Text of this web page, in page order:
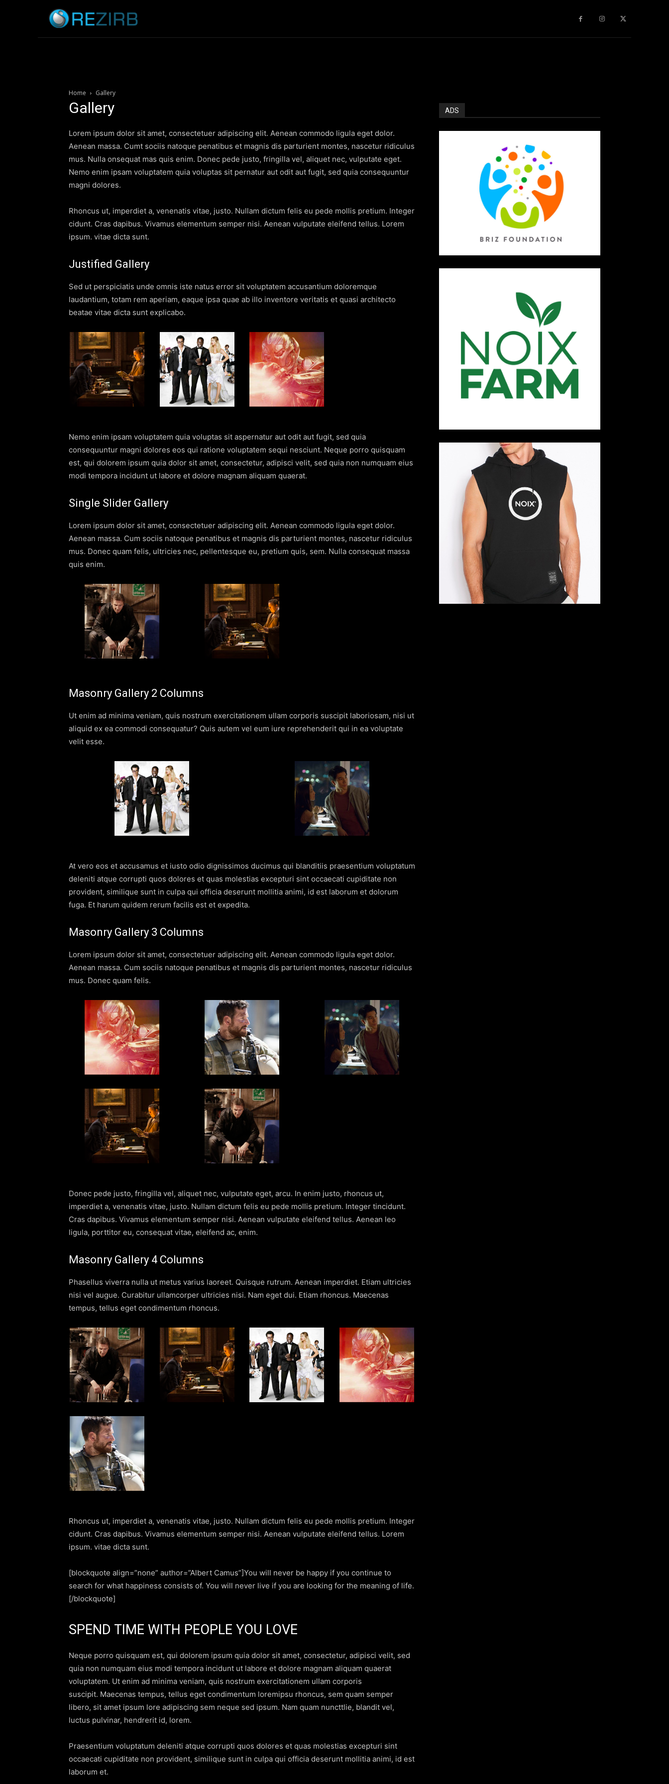
Home Gallery
Gallery
Lorem ipsum dolor sit amet, consectetuer adipiscing elit. Aenean commodo ligula eget dolor.
Aenean massa. Cumt sociis natoque penatibus et magnis dis parturient montes, nascetur ridiculus
mus. Nulla onsequat mas quis enim. Donec pede justo, fringilla vel, aliquet nec, vulputate eget.
Nemo enim ipsam voluptatem quia voluptas sit pernatur aut odit aut fugit, sed quia consequuntur
magni dolores.
Rhoncus ut, imperdiet a, venenatis vitae, justo. Nullam dictum felis eu pede mollis pretium. Integer
cidunt. Cras dapibus. Vivamus elementum semper nisi. Aenean vulputate eleifend tellus. Lorem
ipsum. vitae dicta sunt.
Justified Gallery
Sed ut perspiciatis unde omnis iste natus error sit voluptatem accusantium doloremque
laudantium, totam rem aperiam, eaque ipsa quae ab illo inventore veritatis et quasi architecto
beatae vitae dicta sunt explicabo.
Nemo enim ipsam voluptatem quia voluptas sit aspernatur aut odit aut fugit, sed quia
consequuntur magni dolores eos qui ratione voluptatem sequi nesciunt. Neque porro quisquam
est, qui dolorem ipsum quia dolor sit amet, consectetur, adipisci velit, sed quia non numquam eius
modi tempora incidunt ut labore et dolore magnam aliquam quaerat.
Single Slider Gallery
Lorem ipsum dolor sit amet, consectetuer adipiscing elit. Aenean commodo ligula eget dolor.
Aenean massa. Cum sociis natoque penatibus et magnis dis parturient montes, nascetur ridiculus
mus. Donec quam felis, ultricies nec, pellentesque eu, pretium quis, sem. Nulla consequat massa
quis enim.
Masonry Gallery 2 Columns
Ut enim ad minima veniam, quis nostrum exercitationem ullam corporis suscipit laboriosam, nisi ut
aliquid ex ea commodi consequatur? Quis autem vel eum iure reprehenderit qui in ea voluptate
velit esse.
At vero eos et accusamus et iusto odio dignissimos ducimus qui blanditiis praesentium voluptatum
deleniti atque corrupti quos dolores et quas molestias excepturi sint occaecati cupiditate non
provident, similique sunt in culpa qui officia deserunt mollitia animi, id est laborum et dolorum
fuga. Et harum quidem rerum facilis est et expedita.
Masonry Gallery 3 Columns
Lorem ipsum dolor sit amet, consectetuer adipiscing elit. Aenean commodo ligula eget dolor.
Aenean massa. Cum sociis natoque penatibus et magnis dis parturient montes, nascetur ridiculus
mus. Donec quam felis.
Donec pede justo, fringilla vel, aliquet nec, vulputate eget, arcu. In enim justo, rhoncus ut,
imperdiet a, venenatis vitae, justo. Nullam dictum felis eu pede mollis pretium. Integer tincidunt.
Cras dapibus. Vivamus elementum semper nisi. Aenean vulputate eleifend tellus. Aenean leo
ligula, porttitor eu, consequat vitae, eleifend ac, enim.
Masonry Gallery 4 Columns
Phasellus viverra nulla ut metus varius laoreet. Quisque rutrum. Aenean imperdiet. Etiam ultricies
nisi vel augue. Curabitur ullamcorper ultricies nisi. Nam eget dui. Etiam rhoncus. Maecenas
tempus, tellus eget condimentum rhoncus.
Rhoncus ut, imperdiet a, venenatis vitae, justo. Nullam dictum felis eu pede mollis pretium. Integer
cidunt. Cras dapibus. Vivamus elementum semper nisi. Aenean vulputate eleifend tellus. Lorem
ipsum. vitae dicta sunt.
[blockquote align=”none” author=”Albert Camus”]You will never be happy if you continue to
search for what happiness consists of. You will never live if you are looking for the meaning of life.
[/blockquote]
SPEND TIME WITH PEOPLE YOU LOVE
Neque porro quisquam est, qui dolorem ipsum quia dolor sit amet, consectetur, adipisci velit, sed
quia non numquam eius modi tempora incidunt ut labore et dolore magnam aliquam quaerat
voluptatem. Ut enim ad minima veniam, quis nostrum exercitationem ullam corporis
suscipit. Maecenas tempus, tellus eget condimentum loremipsu rhoncus, sem quam semper
libero, sit amet ipsum lore adipiscing sem neque sed ipsum. Nam quam nuncttlie, blandit vel,
luctus pulvinar, hendrerit id, lorem.
Praesentium voluptatum deleniti atque corrupti quos dolores et quas molestias excepturi sint
occaecati cupiditate non provident, similique sunt in culpa qui officia deserunt mollitia animi, id est
laborum et.
ADS